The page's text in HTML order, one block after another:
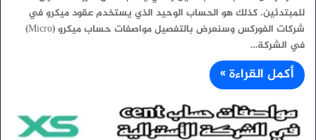
للمبتدئين. كذلك هو الحساب الوحيد الذي يستخدم عقود ميكرو في
شركات الفوركس وسنعرض بالتفصيل مواصفات حساب ميكرو (Micro)
في الشركة…
أكمل القراءة »